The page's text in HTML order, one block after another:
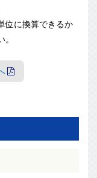
位に換算できるか